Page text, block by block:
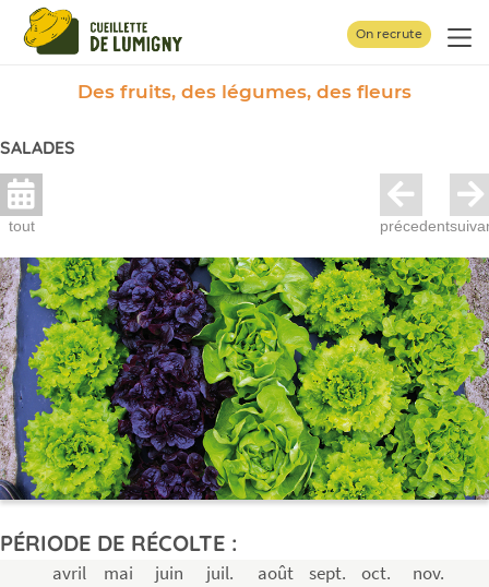
On recrute
Des fruits, des légumes, des fleurs
SALADES
tout précedent
PÉRIODE DE RÉCOLTE :
avril mai juin juil. août sept. oct. nov.
Panneau de gestion des cookies